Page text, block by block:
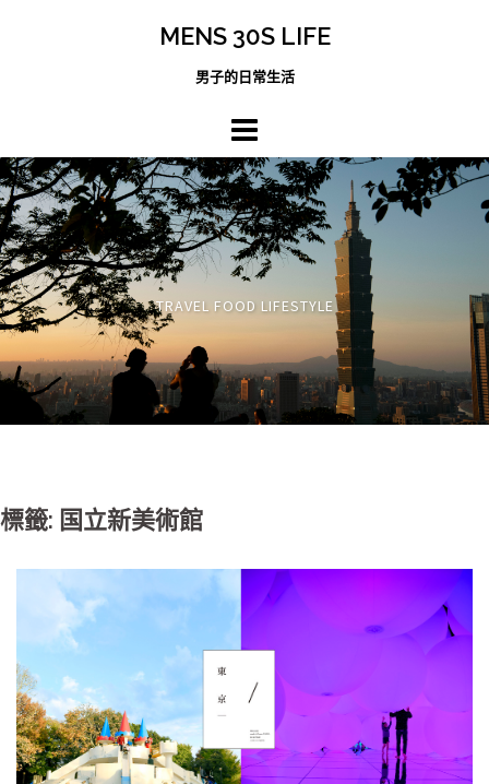
MENS 30S LIFE
男子的日常生活
TRAVEL FOOD LIFESTYLE
標籤: 国立新美術館